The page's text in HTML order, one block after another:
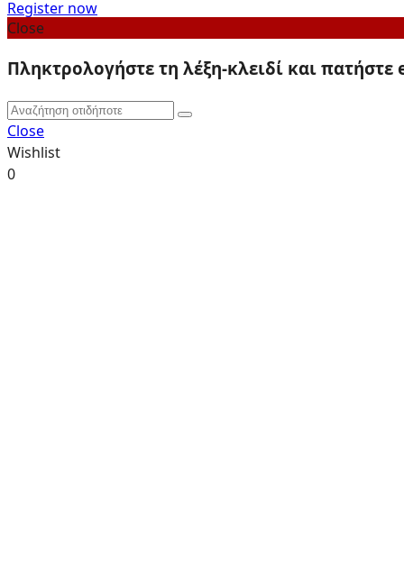
Register now
Close
Πληκτρολογήστε τη λέξη-κλειδί και πατήστε
Close
Wishlist
0